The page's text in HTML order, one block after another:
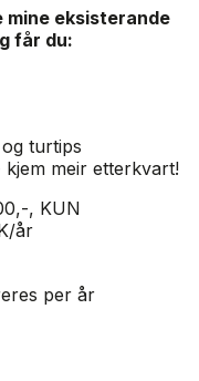
mine eksisterande
får du:
turtips
meir etterkvart!
, KUN
år
per år